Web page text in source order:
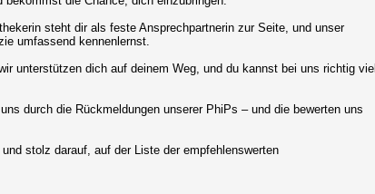
steht dir als feste Ansprechpartnerin zur Seite, und unser
umfassend kennenlernst.
unterstützen dich auf deinem Weg, und du kannst bei uns richtig viel
durch die Rückmeldungen unserer PhiPs – und die bewerten uns
stolz darauf, auf der Liste der empfehlenswerten